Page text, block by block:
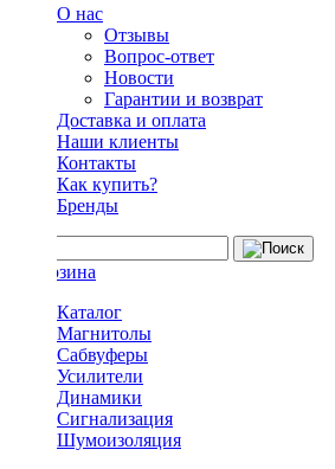
О нас
Отзывы
Вопрос-ответ
Новости
Гарантии и возврат
Доставка и оплата
Наши клиенты
Контакты
Как купить?
Бренды
Каталог
Магнитолы
Сабвуферы
Усилители
Динамики
Сигнализация
Шумоизоляция